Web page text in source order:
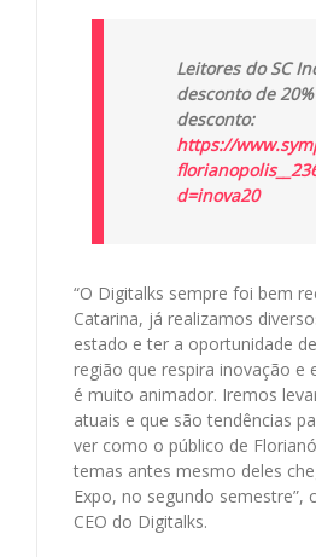
Leitores do SC
desconto de
desconto:
https://
d=inova20
“O Digitalks sempre foi bem
Catarina, já realizamos
estado e ter a oportunidade
região que respira inovação e
é muito animador. Iremos
atuais e que são tendências
ver como o público de
temas antes mesmo deles
Expo, no segundo semestre”,
CEO do Digitalks.